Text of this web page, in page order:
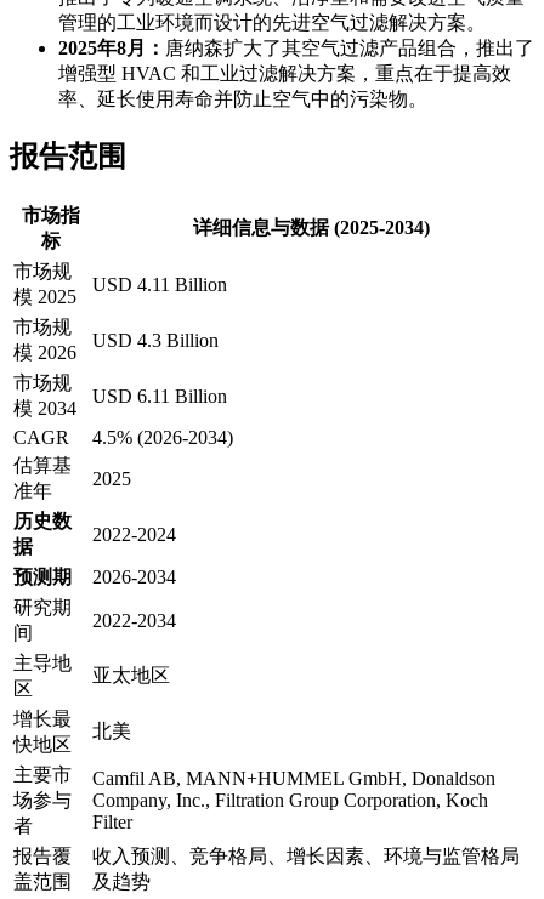
管理的工业环境而设计的先进空气过滤解决方案。
2025年8月： 唐纳森扩大了其空气过滤产品组合，推出了
增强型 HVAC 和工业过滤解决方案，重点在于提高效
率、延长使用寿命并防止空气中的污染物。
报告范围
市场指
标
详细信息与数据 (2025-2034)
市场规
模 2025
USD 4.11 Billion
市场规
模 2026
USD 4.3 Billion
市场规
模 2034
USD 6.11 Billion
CAGR
4.5% (2026-2034)
估算基
准年
2025
历史数
据
2022-2024
预测期
2026-2034
研究期
间
2022-2034
主导地
区
亚太地区
增长最
快地区
北美
主要市
场参与
者
Camfil AB, MANN+HUMMEL GmbH, Donaldson
Company, Inc., Filtration Group Corporation, Koch
Filter
报告覆
盖范围
收入预测、竞争格局、增长因素、环境与监管格局
及趋势